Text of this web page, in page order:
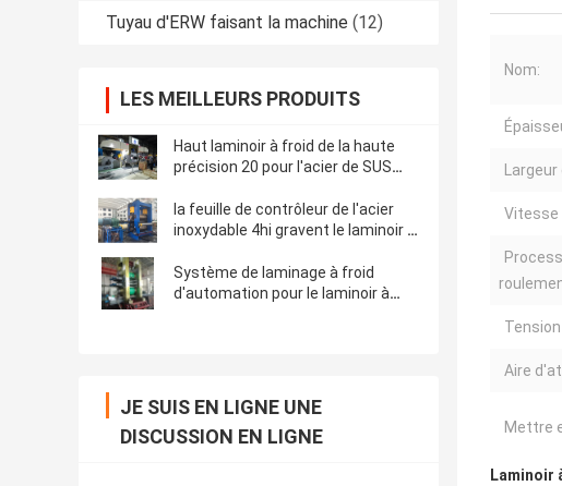
Tuyau d'ERW faisant la machine (12)
LES MEILLEURS PRODUITS
Haut laminoir à froid de la haute
précision 20 pour l'acier de SUS
la feuille de contrôleur de l'acier
inoxydable 4hi gravent le laminoir à
Système de laminage à froid
d'automation pour le laminoir à
JE SUIS EN LIGNE UNE
DISCUSSION EN LIGNE
Nom:
Largeur
Vitesse
Aire
Mettre
Laminoir